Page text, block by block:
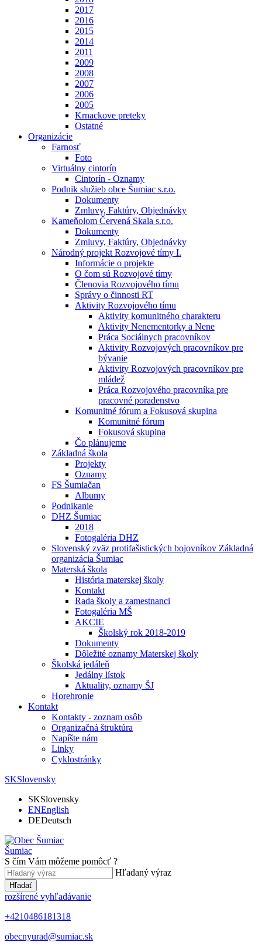
2017
2016
2015
2014
2011
2009
2008
2007
2006
2005
Krnackove preteky
Ostatné
Organizácie
Farnosť
Foto
Virtuálny cintorín
Cintorín - Oznamy
Podnik služieb obce Šumiac s.r.o.
Dokumenty
Zmluvy, Faktúry, Objednávky
Kameňolom Červená Skala s.r.o.
Dokumenty
Zmluvy, Faktúry, Objednávky
Národný projekt Rozvojové tímy I.
Informácie o projekte
O čom sú Rozvojové tímy
Členovia Rozvojového tímu
Správy o činnosti RT
Aktivity Rozvojového tímu
Aktivity komunitného charakteru
Aktivity Nenementorky a Nene
Práca Sociálnych pracovníkov
Aktivity Rozvojových pracovníkov pre
bývanie
Aktivity Rozvojových pracovníkov pre
mládež
Práca Rozvojového pracovníka pre
pracovné poradenstvo
Komunitné fórum a Fokusová skupina
Komunitné fórum
Fokusová skupina
Čo plánujeme
Základná škola
Projekty
Oznamy
FS Šumiačan
Albumy
Podnikanie
DHZ Šumiac
2018
Fotogaléria DHZ
Slovenský zväz protifašistických bojovníkov Základná
organizácia Šumiac
Materská škola
História materskej školy
Kontakt
Rada školy a zamestnanci
Fotogaléria MŠ
AKCIE
Školský rok 2018-2019
Dokumenty
Dôležité oznamy Materskej školy
Školská jedáleň
Jedálny lístok
Aktuality, oznamy ŠJ
Horehronie
Kontakt
Kontakty - zoznam osôb
Organizačná štruktúra
Napíšte nám
Linky
Cyklostránky
SKSlovensky
SKSlovensky
ENEnglish
DEDeutsch
Šumiac
S čím Vám môžeme pomôcť ?
Hľadaný výraz
Hľadať
rozšírené vyhľadávanie
+4210486181318
obecnyurad@sumiac.sk